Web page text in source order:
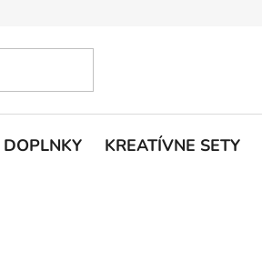
DOPLNKY KREATÍVNE SETY